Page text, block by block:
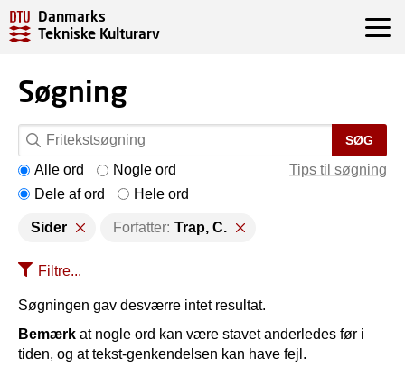
Danmarks
Tekniske Kulturarv
Søgning
SØG
Tips til søgning
Alle ord
Nogle ord
Dele af ord
Hele ord
Sider Forfatter: Trap, C.
Filtre...
Søgningen gav desværre intet resultat.
Bemærk at nogle ord kan være stavet anderledes før i
tiden, og at tekst-genkendelsen kan have fejl.